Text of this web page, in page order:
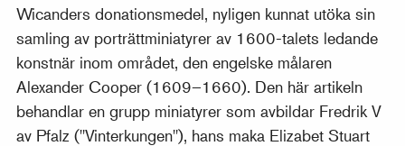
Wicanders donationsmedel, nyligen kunnat utöka sin
samling av porträttminiatyrer av 1600-talets ledande
konstnär inom området, den engelske målaren
Alexander Cooper (1609–1660). Den här artikeln
behandlar en grupp miniatyrer som avbildar Fredrik V
av Pfalz ("Vinterkungen"), hans maka Elizabet Stuart